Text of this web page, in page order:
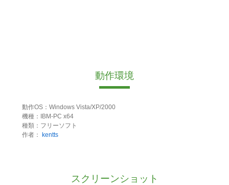
動作環境
動作OS：Windows Vista/XP/2000
機種：IBM-PC x64
種類：フリーソフト
作者：
kentts
スクリーンショット